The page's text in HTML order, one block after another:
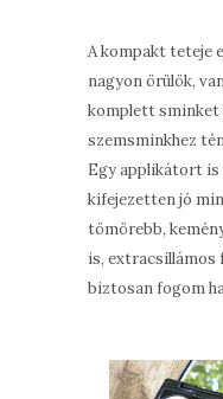
A kompakt teteje
nagyon örülök,
komplett sminket
szemsminkhez
Egy applikátort is
kifejezetten jó
tömörebb,
is, extracsillámos
biztosan fogom